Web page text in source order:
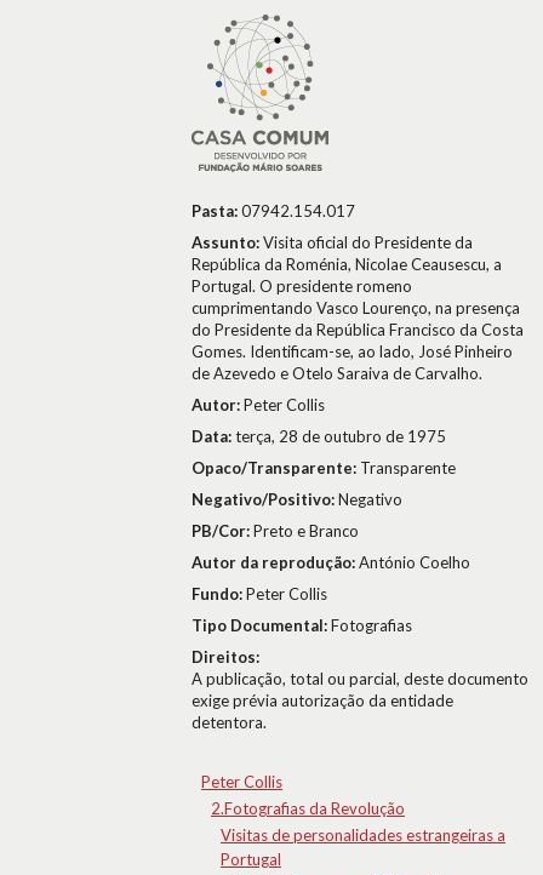
Pasta:07942.154.017
Assunto:Visita oficial do Presidente da
República da Roménia, Nicolae Ceausescu, a
Portugal. O presidente romeno
cumprimentando Vasco Lourenço, na presença
do Presidente da República Francisco da Costa
Gomes. Identificam-se, ao lado, José Pinheiro
de Azevedo e Otelo Saraiva de Carvalho.
Autor:Peter Collis
Data:terça, 28 de outubro de 1975
Opaco/Transparente: Transparente
Negativo/Positivo:Negativo
PB/Cor:Preto e Branco
Autor da reprodução:António Coelho
Fundo:Peter Collis
Tipo Documental:Fotografias
Direitos:
A publicação, total ou parcial, deste documento
exige prévia autorização da entidade
detentora.
Peter Collis
2.Fotografias da Revolução
Visitas de personalidades estrangeiras a
Portugal